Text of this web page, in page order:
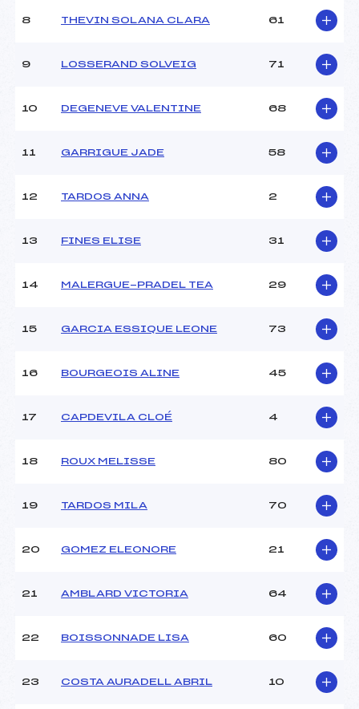
Ouvreurs D :
Météo :
Nombre de portes :
22
Traceur :
MUR (PE)
HERVE (PO)
Ouvreurs C :
Ouvreurs E :
Pénalité appliquée :
230.0000
8 THEVIN SOLANA CLARA 61
9 LOSSERAND SOLVEIG 71
10 DEGENEVE VALENTINE 68
11 GARRIGUE JADE 58
12 TARDOS ANNA 2
13 FINES ELISE 31
14 MALERGUE-PRADEL TEA 29
15 GARCIA ESSIQUE LEONE 73
16 BOURGEOIS ALINE 45
17 CAPDEVILA CLOÉ 4
18 ROUX MELISSE 80
19 TARDOS MILA 70
20 GOMEZ ELEONORE 21
21 AMBLARD VICTORIA 64
22 BOISSONNADE LISA 60
23 COSTA AURADELL ABRIL 10